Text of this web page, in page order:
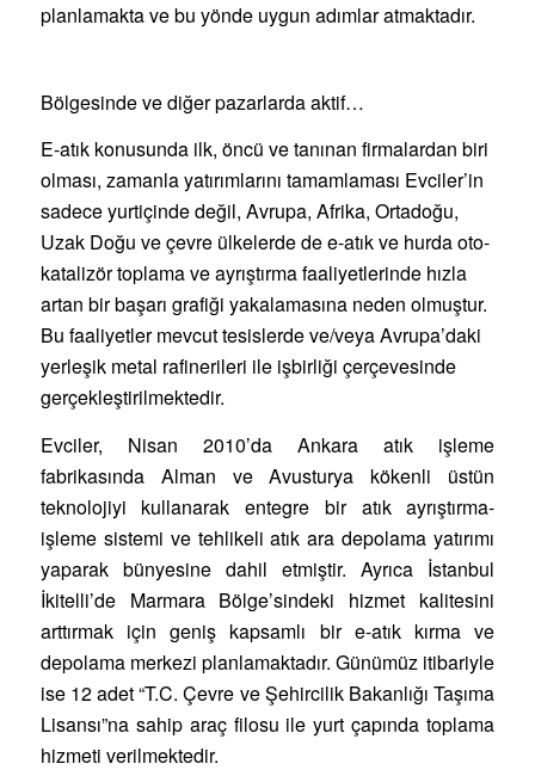
planlamakta ve bu yönde uygun adımlar atmaktadır.
Bölgesinde ve diğer pazarlarda aktif…
E-atık konusunda ilk, öncü ve tanınan firmalardan biri
olması, zamanla yatırımlarını tamamlaması Evciler’in
sadece yurtiçinde değil, Avrupa, Afrika, Ortadoğu,
Uzak Doğu ve çevre ülkelerde de e-atık ve hurda oto-
katalizör toplama ve ayrıştırma faaliyetlerinde hızla
artan bir başarı grafiği yakalamasına neden olmuştur.
Bu faaliyetler mevcut tesislerde ve/veya Avrupa’daki
yerleşik metal rafinerileri ile işbirliği çerçevesinde
gerçekleştirilmektedir.
Evciler, Nisan 2010’da Ankara atık işleme
fabrikasında Alman ve Avusturya kökenli üstün
teknolojiyi kullanarak entegre bir atık ayrıştırma-
işleme sistemi ve tehlikeli atık ara depolama yatırımı
yaparak bünyesine dahil etmiştir. Ayrıca İstanbul
İkitelli’de Marmara Bölge’sindeki hizmet kalitesini
arttırmak için geniş kapsamlı bir e-atık kırma ve
depolama merkezi planlamaktadır. Günümüz itibariyle
ise 12 adet “T.C. Çevre ve Şehircilik Bakanlığı Taşıma
Lisansı”na sahip araç filosu ile yurt çapında toplama
hizmeti verilmektedir.